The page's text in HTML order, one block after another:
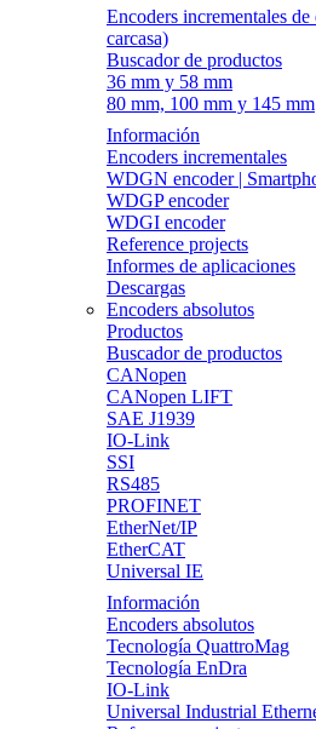
Encoders incrementales
carcasa)
Buscador de productos
36 mm y 58 mm
80 mm, 100 mm y 145 mm
Información
Encoders incrementales
WDGN encoder |
WDGP encoder
WDGI encoder
Reference projects
Informes de aplicaciones
Descargas
Encoders absolutos
Productos
Buscador de productos
CANopen
CANopen LIFT
SAE J1939
IO-Link
SSI
RS485
PROFINET
EtherNet/IP
EtherCAT
Universal IE
Información
Encoders absolutos
Tecnología QuattroMag
Tecnología EnDra
IO-Link
Universal Industrial